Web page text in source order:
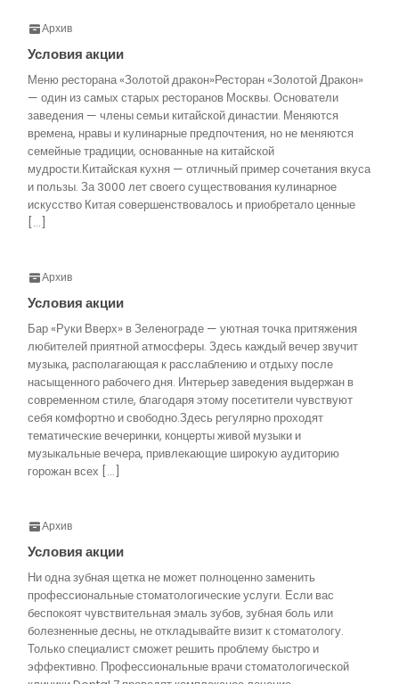
Архив
Условия акции
Меню ресторана «Золотой дракон»Ресторан «Золотой Дракон»
— один из самых старых ресторанов Москвы. Основатели
заведения — члены семьи китайской династии. Меняются
времена, нравы и кулинарные предпочтения, но не меняются
семейные традиции, основанные на китайской
мудрости.Китайская кухня — отличный пример сочетания вкуса
и пользы. За 3000 лет своего существования кулинарное
искусство Китая совершенствовалось и приобретало ценные
[…]
Архив
Условия акции
Бар «Руки Вверх» в Зеленограде — уютная точка притяжения
любителей приятной атмосферы. Здесь каждый вечер звучит
музыка, располагающая к расслаблению и отдыху после
насыщенного рабочего дня. Интерьер заведения выдержан в
современном стиле, благодаря этому посетители чувствуют
себя комфортно и свободно.Здесь регулярно проходят
тематические вечеринки, концерты живой музыки и
музыкальные вечера, привлекающие широкую аудиторию
горожан всех […]
Архив
Условия акции
Ни одна зубная щетка не может полноценно заменить
профессиональные стоматологические услуги. Если вас
беспокоят чувствительная эмаль зубов, зубная боль или
болезненные десны, не откладывайте визит к стоматологу.
Только специалист сможет решить проблему быстро и
эффективно. Профессиональные врачи стоматологической